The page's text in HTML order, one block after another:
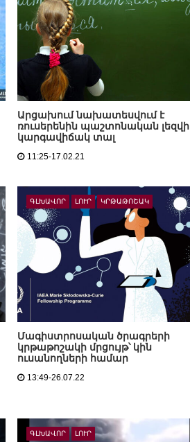
Արցախում նախատեսվում է
ռուսերենին պաշտոնական լեզվի
կարգավիճակ տալ
11:25-17.02.21
ԳԼԽԱՎՈՐ ԼՈՒՐ ԿՐԹԱԹՈՇԱԿ
Մագիստրոսական ծրագրերի
կրթաթոշակի մրցույթ՝ կին
ուսանողների համար
13:49-26.07.22
ԳԼԽԱՎՈՐ ԼՈՒՐ